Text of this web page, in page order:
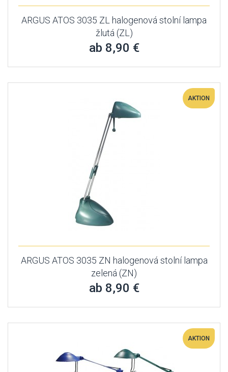
ARGUS ATOS 3035 ZL halogenová stolní lampa
žlutá (ZL)
ab 8,90 €
AKTION
ARGUS ATOS 3035 ZN halogenová stolní lampa
zelená (ZN)
ab 8,90 €
AKTION